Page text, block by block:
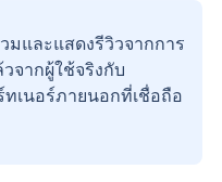
มและแสดงรีวิวจากการ
จากผู้ใช้จริงกับ
ทเนอร์ภายนอกที่เชื่อถือ